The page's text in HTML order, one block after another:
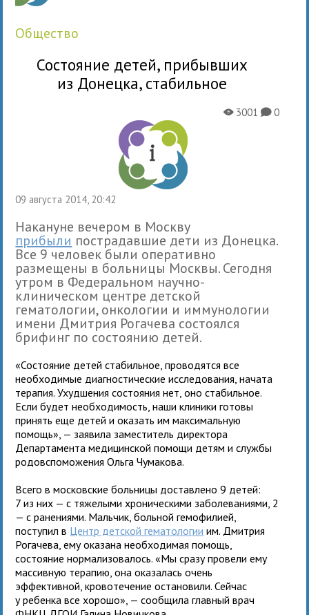
общество
Состояние детей, прибывших
из Донецка, стабильное
09 августа 2014, 20:42
X3001K0
Накануне вечером в Москву
прибыли пострадавшие дети из Донецка.
Все 9 человек были оперативно
размещены в больницы Москвы. Сегодня
утром в Федеральном научно-
клиническом центре детской
гематологии, онкологии и иммунологии
имени Дмитрия Рогачева состоялся
брифинг по состоянию детей.
«Состояние детей стабильное, проводятся все
необходимые диагностические исследования, начата
терапия. Ухудшения состояния нет, оно стабильное.
Если будет необходимость, наши клиники готовы
принять еще детей и оказать им максимальную
помощь», — заявила заместитель директора
Департамента медицинской помощи детям и службы
родовспоможения Ольга Чумакова.
Всего в московские больницы доставлено 9 детей:
7 из них — с тяжелыми хроническими заболеваниями, 2
— с ранениями. Мальчик, больной гемофилией,
поступил в Центр детской гематологии им. Дмитрия
Рогачева, ему оказана необходимая помощь,
состояние нормализовалось. «Мы сразу провели ему
массивную терапию, она оказалась очень
эффективной, кровотечение остановили. Сейчас
у ребенка все хорошо», — сообщила главный врач